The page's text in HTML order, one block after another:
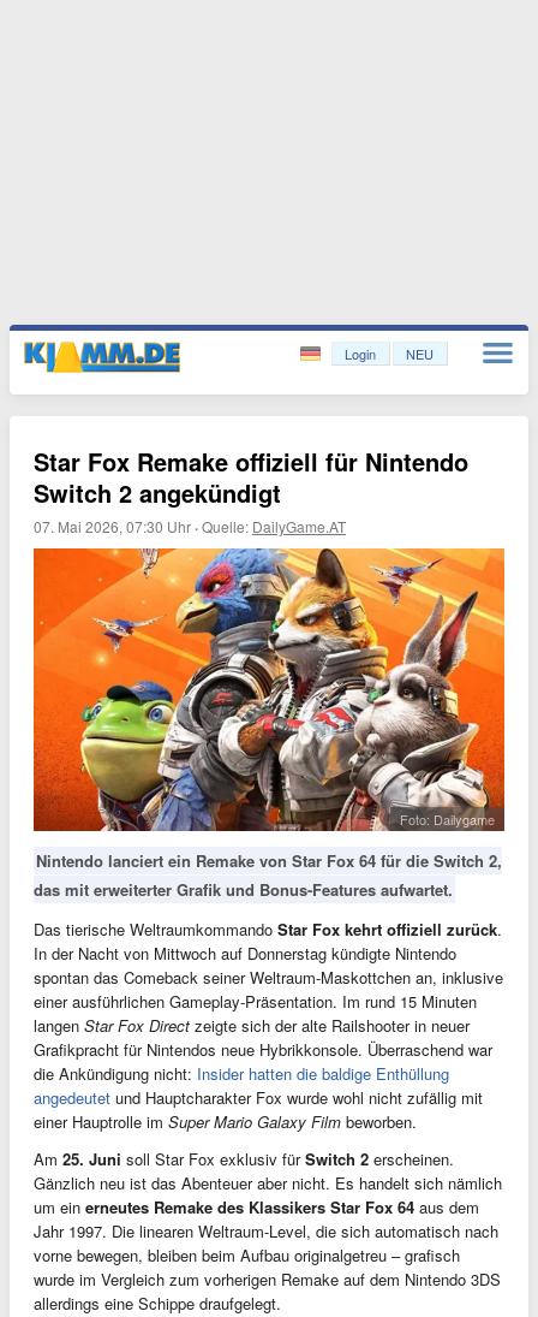
Login NEU
Star Fox Remake offiziell für Nintendo
Switch 2 angekündigt
07. Mai 2026, 07:30 Uhr ·Quelle: DailyGame.AT
Foto: Dailygame
Nintendo lanciert ein Remake von Star Fox 64 für die Switch 2,
das mit erweiterter Grafik und Bonus-Features aufwartet.
Das tierische Weltraumkommando Star Fox kehrt offiziell zurück.
In der Nacht von Mittwoch auf Donnerstag kündigte Nintendo
spontan das Comeback seiner Weltraum-Maskottchen an, inklusive
einer ausführlichen Gameplay-Präsentation. Im rund 15 Minuten
langen Star Fox Direct zeigte sich der alte Railshooter in neuer
Grafikpracht für Nintendos neue Hybrikkonsole. Überraschend war
die Ankündigung nicht: Insider hatten die baldige Enthüllung
angedeutet und Hauptcharakter Fox wurde wohl nicht zufällig mit
einer Hauptrolle im Super Mario Galaxy Film beworben.
Am 25. Juni soll Star Fox exklusiv fürSwitch 2 erscheinen.
Gänzlich neu ist das Abenteuer aber nicht. Es handelt sich nämlich
um ein erneutes Remake des Klassikers Star Fox 64 aus dem
Jahr 1997. Die linearen Weltraum-Level, die sich automatisch nach
vorne bewegen, bleiben beim Aufbau originalgetreu – grafisch
wurde im Vergleich zum vorherigen Remake auf dem Nintendo 3DS
allerdings eine Schippe draufgelegt.